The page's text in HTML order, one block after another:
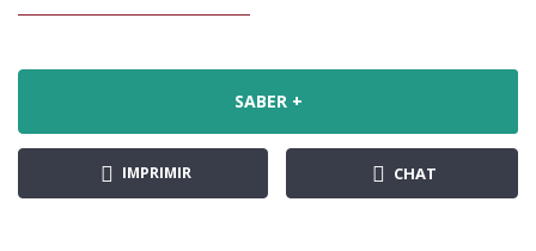
SABER +
IMPRIMIR CHAT